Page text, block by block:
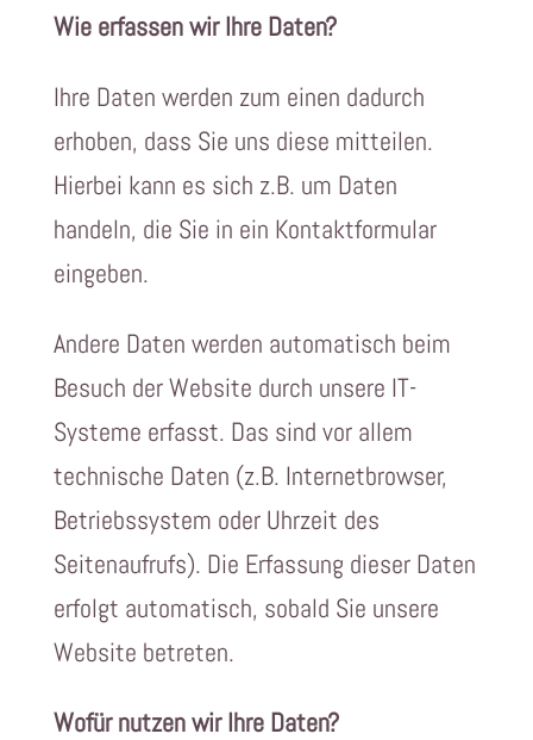
Wie erfassen wir Ihre Daten?
Ihre Daten werden zum einen dadurch
erhoben, dass Sie uns diese mitteilen.
Hierbei kann es sich z.B. um Daten
handeln, die Sie in ein Kontaktformular
eingeben.
Andere Daten werden automatisch beim
Besuch der Website durch unsere IT-
Systeme erfasst. Das sind vor allem
technische Daten (z.B. Internetbrowser,
Betriebssystem oder Uhrzeit des
Seitenaufrufs). Die Erfassung dieser Daten
erfolgt automatisch, sobald Sie unsere
Website betreten.
Wofür nutzen wir Ihre Daten?